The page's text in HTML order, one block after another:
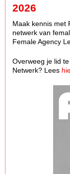
2026
Maak kennis met
netwerk van
Female Agency
Overweeg je lid
Netwerk? Lees